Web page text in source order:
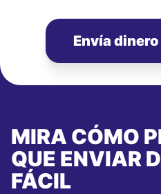
Envía
MIRA CÓMO
QUE ENVIAR
FÁCIL